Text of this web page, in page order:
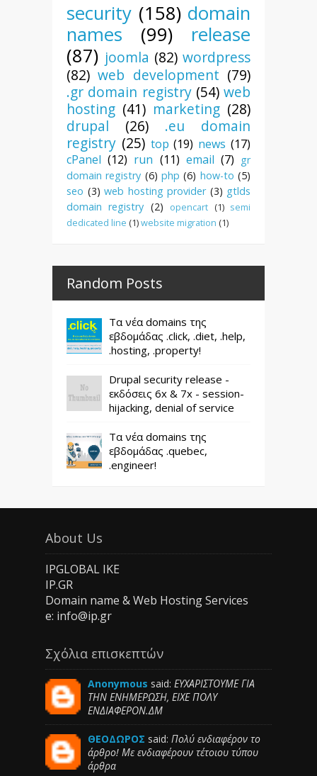
security (158) domain
names
(99)
release
(87) joomla (82) wordpress
(82) web development (79)
.gr domain registry (54) web
hosting (41) marketing (28)
drupal
(26)
.eu domain
registry (25) top (19) news (17)
cPanel (12) run (11) email (7) gr
domain registry (6) php (6) how-to (5)
seo (3) web hosting provider (3) gtlds
domain registry (2) opencart (1) semi
dedicated line (1)website migration (1)
Random Posts
Τα νέα domains της
εβδομάδας .click, .diet, .help,
.hosting, .property!
Drupal security release -
εκδόσεις 6x & 7x - session-
hijacking, denial of service
Τα νέα domains της
εβδομάδας .quebec,
.engineer!
About Us
IPGLOBAL IKE
IP.GR
Domain name & Web Hosting Services
e: info@ip.gr
Σχόλια επισκεπτών
Anonymous said: ΕΥΧΑΡΙΣΤΟΥΜΕ ΓΙΑ
ΤΗΝ ΕΝΗΜΕΡΩΣΗ, ΕΙΧΕ ΠΟΛΥ
ΕΝΔΙΑΦΕΡΟΝ.ΔΜ
ΘΕΟΔΩΡΟΣ said: Πολύ ενδιαφέρον το
άρθρο! Με ενδιαφέρουν τέτοιου τύπου
άρθρα